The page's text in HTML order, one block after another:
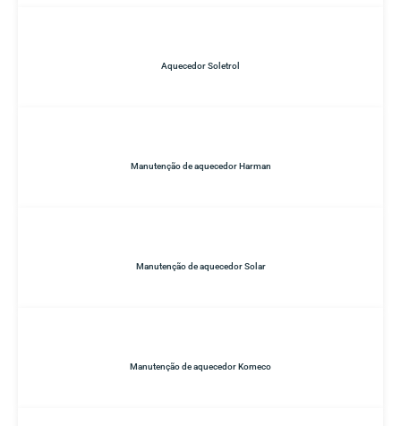
Aquecedor Soletrol
Manutenção de aquecedor Harman
Manutenção de aquecedor Solar
Manutenção de aquecedor Komeco